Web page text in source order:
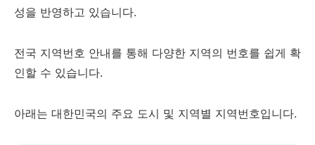
성을 반영하고 있습니다.
전국 지역번호 안내를 통해 다양한 지역의 번호를 쉽게 확
인할 수 있습니다.
아래는 대한민국의 주요 도시 및 지역별 지역번호입니다.